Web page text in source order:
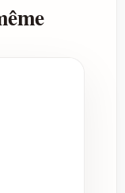
grüne
eine feine